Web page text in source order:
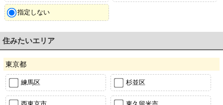
指定しない
住みたいエリア
東京都
練馬区 杉並区